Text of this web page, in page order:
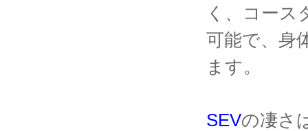
く、コース
可能で、身
ます。
SEVの凄さ